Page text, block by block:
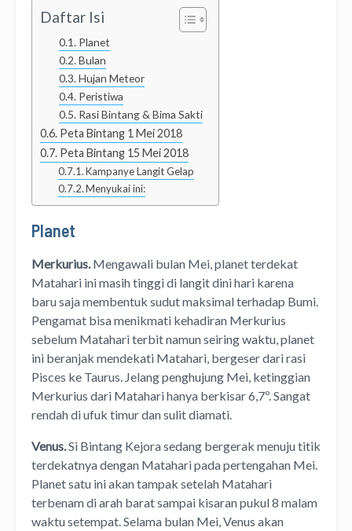
Daftar Isi
Planet
Bulan
Hujan Meteor
Peristiwa
Rasi Bintang & Bima Sakti
Peta Bintang 1 Mei 2018
Peta Bintang 15 Mei 2018
Kampanye Langit Gelap
Menyukai ini:
Planet
Merkurius.Mengawali bulan Mei, planet terdekat
Matahari ini masih tinggi di langit dini hari karena
baru saja membentuk sudut maksimal terhadap Bumi.
Pengamat bisa menikmati kehadiran Merkurius
sebelum Matahari terbit namun seiring waktu, planet
ini beranjak mendekati Matahari, bergeser dari rasi
Pisces ke Taurus. Jelang penghujung Mei, ketinggian
Merkurius dari Matahari hanya berkisar 6,7º. Sangat
rendah di ufuk timur dan sulit diamati.
Venus.Si Bintang Kejora sedang bergerak menuju titik
terdekatnya dengan Matahari pada pertengahan Mei.
Planet satu ini akan tampak setelah Matahari
terbenam di arah barat sampai kisaran pukul 8 malam
waktu setempat. Selama bulan Mei, Venus akan